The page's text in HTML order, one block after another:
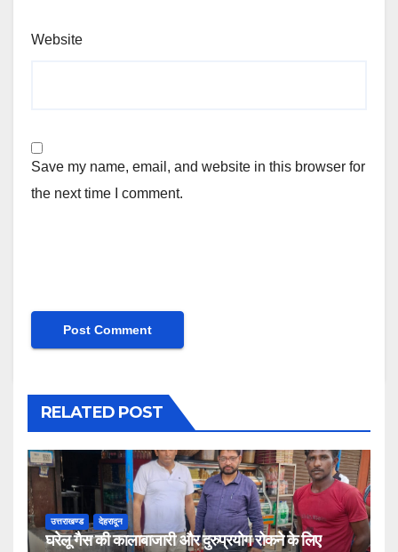
Website
Save my name, email, and website in this browser for
the next time I comment.
RELATED POST
उत्तराखण्ड देहरादून
घरेलू गैस की कालाबाजारी और दुरुप्रयोग रोकने के लिए